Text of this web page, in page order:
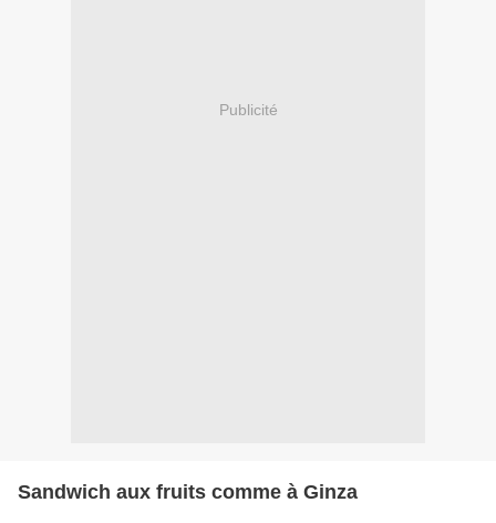
Publicité
Sandwich aux fruits comme à Ginza